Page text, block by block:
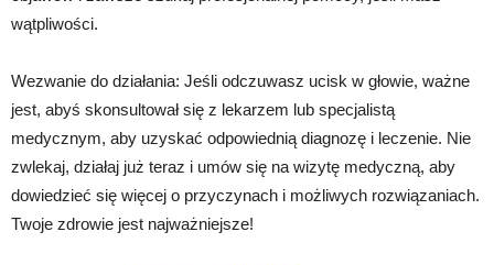
wątpliwości.
Wezwanie do działania: Jeśli odczuwasz ucisk w głowie, ważne
jest, abyś skonsultował się z lekarzem lub specjalistą
medycznym, aby uzyskać odpowiednią diagnozę i leczenie. Nie
zwlekaj, działaj już teraz i umów się na wizytę medyczną, aby
dowiedzieć się więcej o przyczynach i możliwych rozwiązaniach.
Twoje zdrowie jest najważniejsze!